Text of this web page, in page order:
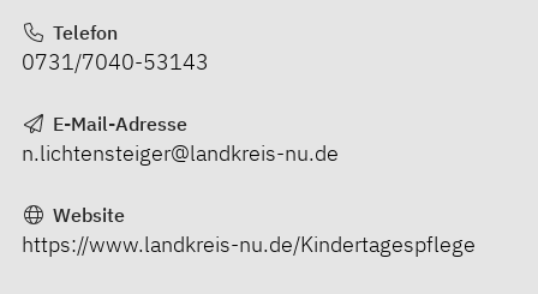
Telefon
0731/7040-53143
E-Mail-Adresse
n.lichtensteiger@landkreis-nu.de
Website
https://www.landkreis-nu.de/Kindertagespflege